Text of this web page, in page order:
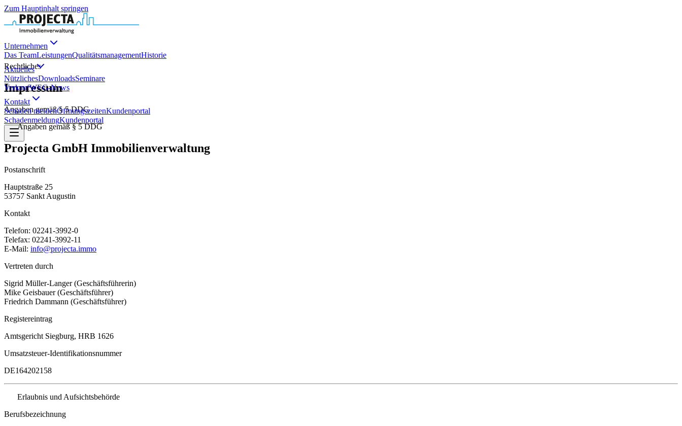
Zum Hauptinhalt springen
Unternehmen
Das TeamLeistungenQualitätsmanagementHistorie
Aktuelles
NützlichesDownloadsSeminare
VerkaufWEG-News
Kontakt
Schaden meldenÖffnungszeitenKundenportal
SchadenmeldungKundenportal
Rechtliches
Impressum
Angaben gemäß § 5 DDG
Angaben gemäß § 5 DDG
Projecta GmbH Immobilienverwaltung
Postanschrift
Hauptstraße 25
53757 Sankt Augustin
Kontakt
Telefon: 02241-3992-0
Telefax: 02241-3992-11
E-Mail: info@projecta.immo
Vertreten durch
Sigrid Müller-Langer (Geschäftsführerin)
Mike Geisbauer (Geschäftsführer)
Friedrich Dammann (Geschäftsführer)
Registereintrag
Amtsgericht Siegburg, HRB 1626
Umsatzsteuer-Identifikationsnummer
DE164202158
Erlaubnis und Aufsichtsbehörde
Berufsbezeichnung